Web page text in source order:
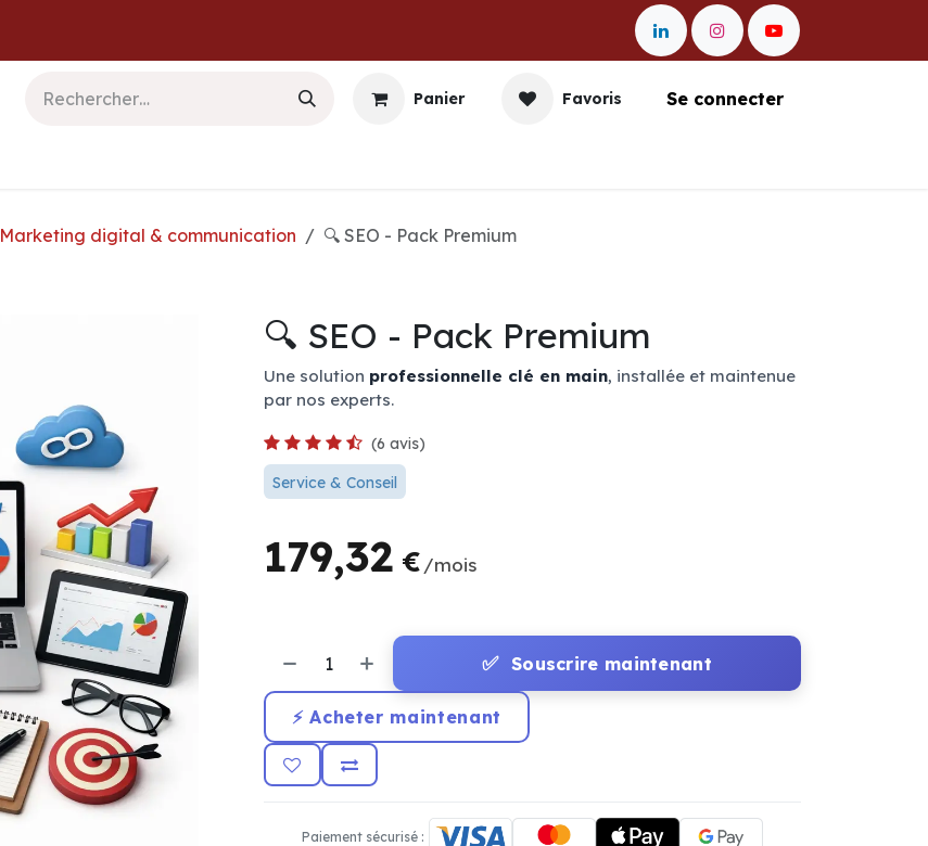
Panier Favoris Se connecter
Marketing digital & communication 🔍 SEO - Pack Premium
🔍 SEO - Pack Premium
Une solution professionnelle clé en main, installée et maintenue
par nos experts.
(6 avis)
Service & Conseil
179,32 € /mois
✅ Souscrire maintenant
⚡ Acheter maintenant
Paiement sécurisé :